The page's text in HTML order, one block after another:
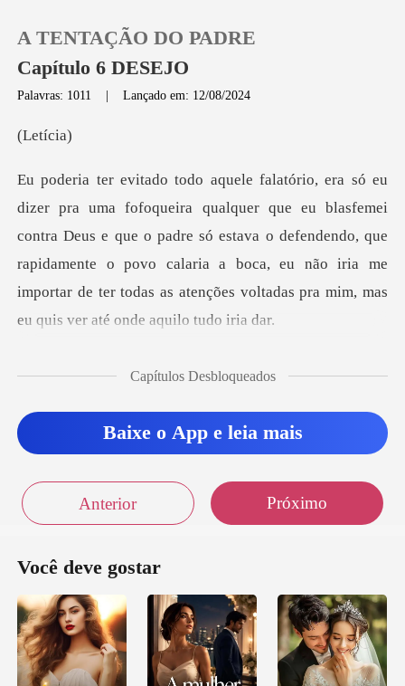
Loja
Histórico
Sair
A TENTAÇÃO DO PADRE
Capítulo 6 DESEJO
Palavras: 1011 |Lançado em: 12/08/2024
tíc
emei
contra Deus e que o padre só estava o defendendo, que
rapidamente o povo calaria a boca, eu não ir
Capítulos Desbloqueados
Baixe o App e leia mais
Anterior Próximo
Você deve gostar